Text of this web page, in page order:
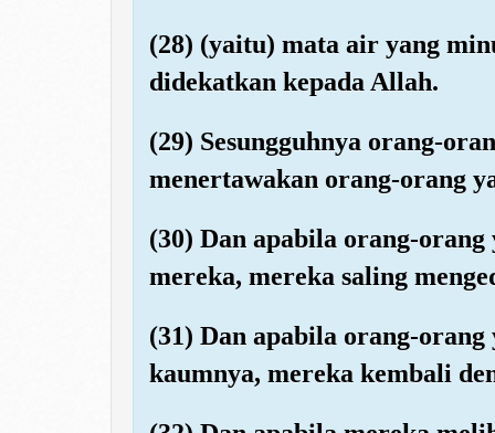
(28) (yaitu) mata air yang
didekatkan kepada Allah.
(29) Sesungguhnya orang-
menertawakan orang-orang
(30) Dan apabila orang-
mereka, mereka saling
(31) Dan apabila orang-
kaumnya, mereka kembali